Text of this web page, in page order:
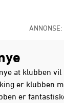
ANNONSE:
at klubben
er klubben
er